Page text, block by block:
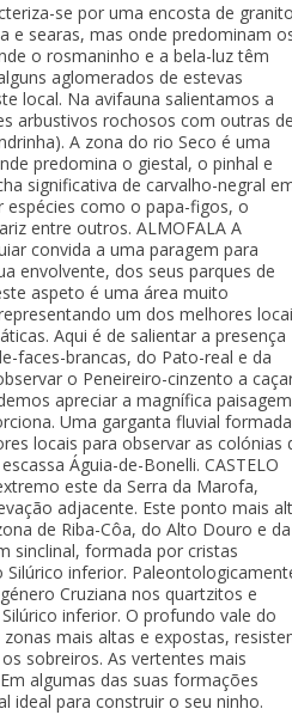
se por uma encosta de granito
e searas, mas onde predominam
o rosmaninho e a bela-luz têm
aglomerados de estevas
local. Na avifauna salientamos a
arbustivos rochosos com outras de
A zona do rio Seco é uma
predomina o giestal, o pinhal e
significativa de carvalho-negral
espécies como o papa-figos, o
entre outros. ALMOFALA A
convida a uma paragem para
envolvente, dos seus parques de
aspeto é uma área muito
um dos melhores
Aqui é de salientar a presença
faces-brancas, do Pato-real e da
o Peneireiro-cinzento a
apreciar a magnífica paisagem
Uma garganta fluvial formada
locais para observar as colónias
Águia-de-Bonelli. CASTELO
este da Serra da Marofa,
adjacente. Este ponto mais
de Riba-Côa, do Alto Douro e da
sinclinal, formada por cristas
inferior.
Cruziana nos quartzitos e
inferior. O profundo vale do
mais altas e expostas,
sobreiros. As vertentes mais
algumas das suas formações
ideal para construir o seu ninho.